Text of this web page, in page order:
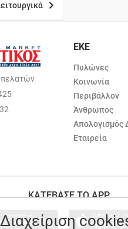
πελατών
ΕΚΕ
Πυλώνες
Κοινωνία
Περιβάλλον
Άνθρωπος
Απολογισμός
Εταιρεία
ΚΑΤΕΒΑΣΕ ΤΟ APP
Διαχείριση